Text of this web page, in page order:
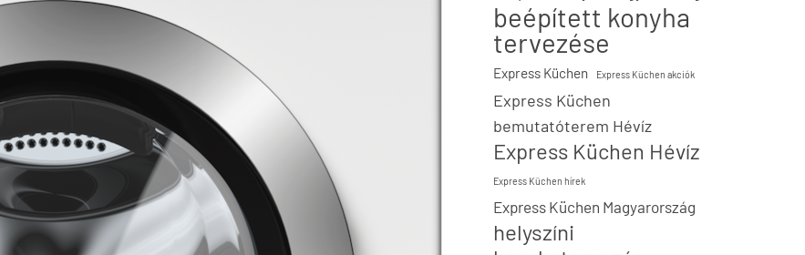
beépített konyha
tervezése
Express Küchen Express Küchen akciók
Express Küchen
bemutatóterem Hévíz
Express Küchen Hévíz
Express Küchen hírek
Express Küchen Magyarország
helyszíni